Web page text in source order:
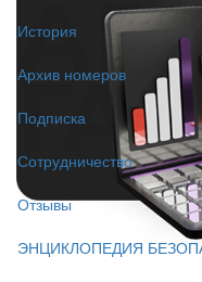
История
Архив номеров
Подписка
Сотрудничество
Отзывы
ЭНЦИКЛОПЕДИЯ